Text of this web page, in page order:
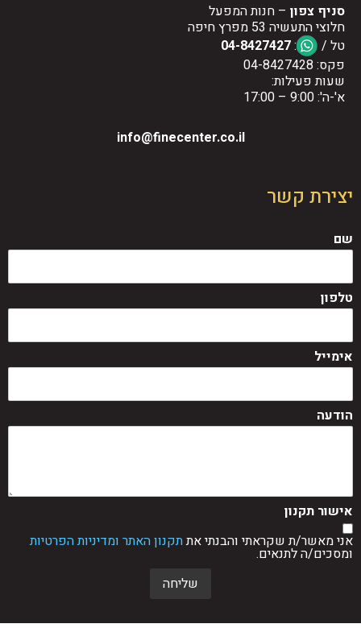
סניף צפון – חנות המפעל
חלוצי התעשיה 53 מפרץ חיפה
טל /
:
04-8427427
פקס: 04-8427428
שעות פעילות:
א'-ה': 9:00 – 17:00
info@finecenter.co.il
יצירת קשר
שם
טלפון
אימייל
הודעה
אישור תקנון
אני מאשר/ת שקראתי והבנתי אתתקנון האתר ומדיניות הפרטיות
ומסכים/ה לתנאים.
שליחה